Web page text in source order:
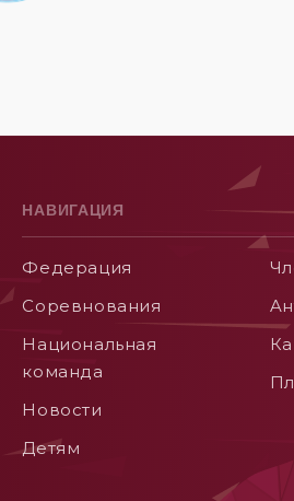
НАВИГАЦИЯ
Федерация
Соревнования
Национальная
команда
Новости
Детям